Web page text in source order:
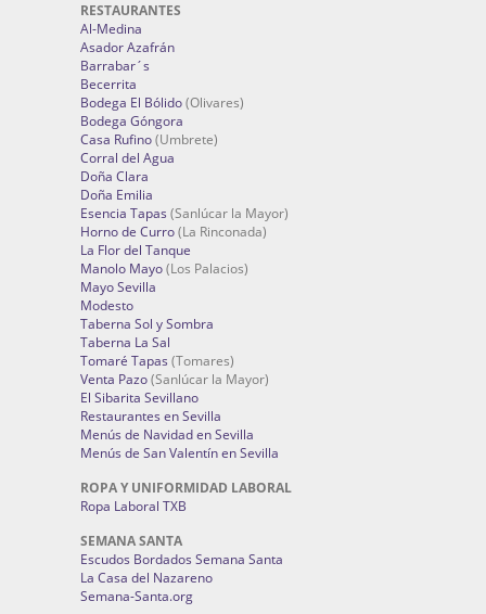
RESTAURANTES
Al-Medina
Asador Azafrán
Barrabar´s
Becerrita
Bodega El Bólido(Olivares)
Bodega Góngora
Casa Rufino(Umbrete)
Corral del Agua
Doña Clara
Doña Emilia
Esencia Tapas (Sanlúcar la Mayor)
Horno de Curro(La Rinconada)
La Flor del Tanque
Manolo Mayo(Los Palacios)
Mayo Sevilla
Modesto
Taberna Sol y Sombra
Taberna La Sal
Tomaré Tapas (Tomares)
Venta Pazo(Sanlúcar la Mayor)
El Sibarita Sevillano
Restaurantes en Sevilla
Menús de Navidad en Sevilla
Menús de San Valentín en Sevilla
ROPA Y UNIFORMIDAD LABORAL
Ropa Laboral TXB
SEMANA SANTA
Escudos Bordados Semana Santa
La Casa del Nazareno
Semana-Santa.org